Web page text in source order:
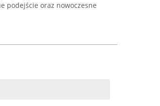
podejście oraz nowoczesne